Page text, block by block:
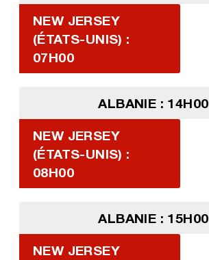
NEW JERSEY
(ÉTATS-UNIS) :
07H00
ALBANIE : 14H00
NEW JERSEY
(ÉTATS-UNIS) :
08H00
ALBANIE : 15H00
NEW JERSEY